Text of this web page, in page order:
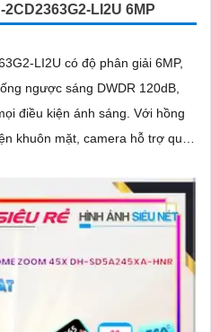
LI2U 6MP
LI2U có độ phân giải 6MP,
ngược sáng DWDR 120dB,
kiện ánh sáng. Với hồng
khuôn mặt, camera hỗ trợ quan